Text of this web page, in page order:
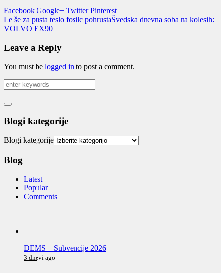
Facebook Google+ Twitter Pinterest
Le še za pusta teslo fosilc pohrustaŠvedska dnevna soba na kolesih:
VOLVO EX90
Leave a Reply
You must be logged in to post a comment.
Blogi kategorije
Blogi kategorije
Blog
Latest
Popular
Comments
DEMS – Subvencije 2026
3 dnevi ago